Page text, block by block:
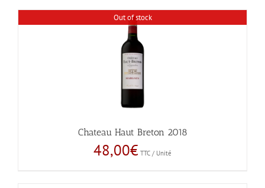
Out of stock
Chateau Haut Breton 2018
48,00€ TTC / Unité